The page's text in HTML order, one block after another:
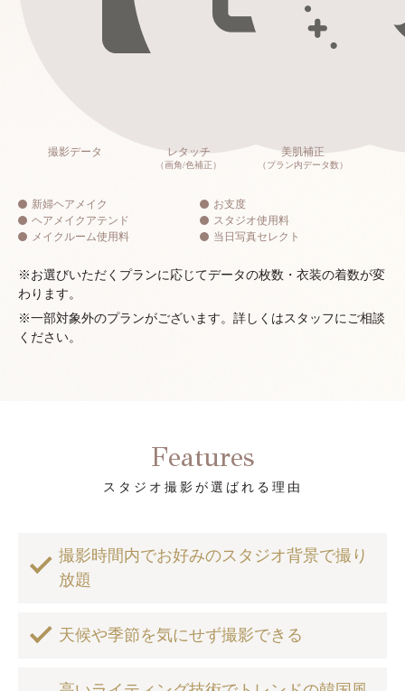
撮影データ レタッチ
（画角/色補正）
美肌補正
（プラン内データ数）
新婦ヘアメイク
お支度
ヘアメイクアテンド
スタジオ使用料
メイクルーム使用料
当日写真セレクト
※お選びいただくプランに応じてデータの枚数・衣装の着数が変
わります。
※一部対象外のプランがございます。詳しくはスタッフにご相談
ください。
Features
スタジオ撮影が選ばれる理由
撮影時間内でお好みのスタジオ背景で撮り
放題
天候や季節を気にせず撮影できる